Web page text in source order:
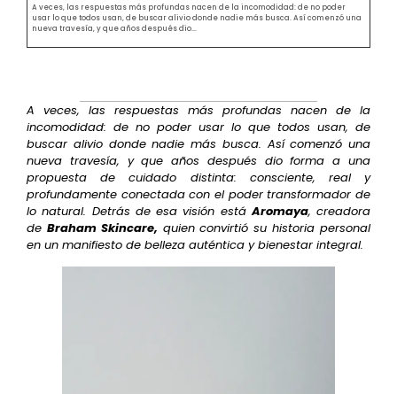
A veces, las respuestas más profundas nacen de la incomodidad: de no poder
usar lo que todos usan, de buscar alivio donde nadie más busca. Así comenzó una
nueva travesía, y que años después dio...
A veces, las respuestas más profundas nacen de la
incomodidad: de no poder usar lo que todos usan, de
buscar alivio donde nadie más busca. Así comenzó una
nueva travesía, y que años después dio forma a una
propuesta de cuidado distinta: consciente, real y
profundamente conectada con el poder transformador de
lo natural. Detrás de esa visión estáAromaya, creadora
de Braham Skincare, quien convirtió su historia personal
en un manifiesto de belleza auténtica y bienestar integral.